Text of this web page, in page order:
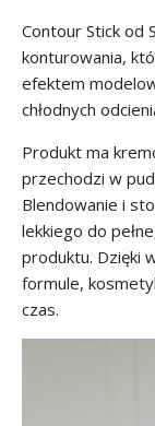
Contour Stick od
konturowania,
efektem
chłodnych
Produkt ma
przechodzi w
Blendowanie i
lekkiego do
produktu. Dzięki
formule,
czas.